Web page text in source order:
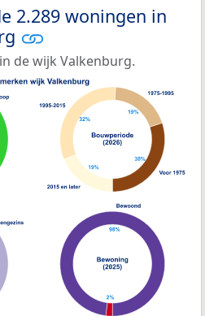
2.289 woningen in
de wijk Valkenburg.